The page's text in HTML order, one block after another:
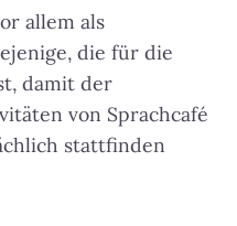
allem als
die für die
damit der
von Sprachcafé
stattfinden